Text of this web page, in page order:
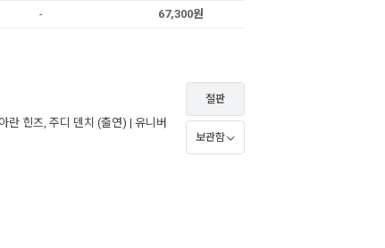
- 67,300원
란 힌즈, 주디 덴치 (출연) | 유니버
절판
보관함